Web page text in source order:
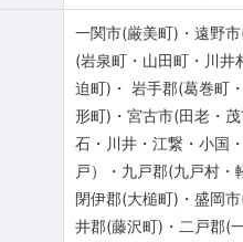
一関市(厳美町)・遠野
(岩泉町・山田町・川井
迫町)・ 岩手郡(葛巻町
形町)・宮古市(田老・
石・川井・江繋・小国
戸）・九戸郡(九戸村
閉伊郡(大槌町)・盛岡
井郡(藤沢町)・二戸郡(